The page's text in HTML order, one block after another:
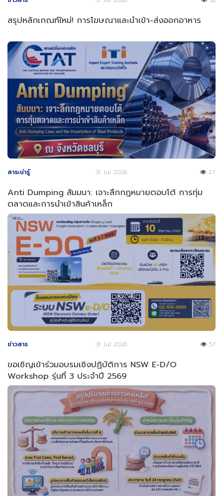
สรุปหลักเกณฑ์ใหม่! การโฆษณาและนำเข้า-ส่งออกอาหาร
สาระน่ารู้ 31 Jul 2026 27
Anti Dumping สัมมนา: เจาะลึกกฎหมายตอบโต้ การทุ่ม
ตลาดและการนำเข้าสินค้าเหล็ก
ข่าวสาร 31 Jul 2026 57
ขอเชิญเข้าร่วมอบรมเชิงปฏิบัติการ NSW E-D/O
Workshop รุ่นที่ 3 ประจำปี 2569